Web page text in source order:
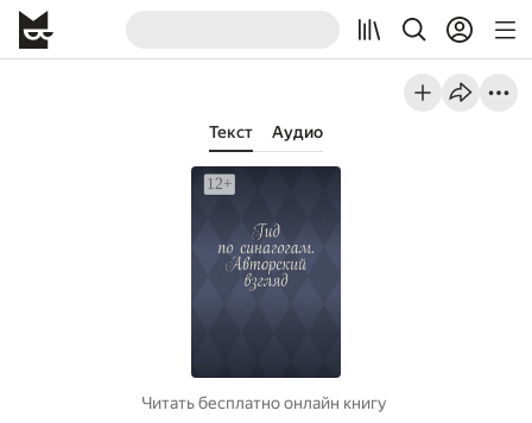
Текст Аудио
Читать бесплатно онлайн книгу